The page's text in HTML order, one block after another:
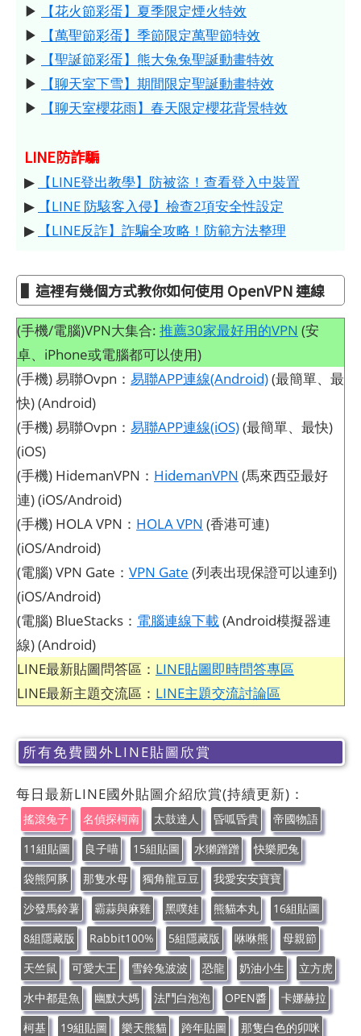
▶
【花火節彩蛋】夏季限定煙火特效
▶
【萬聖節彩蛋】季節限定萬聖節特效
▶
【聖誕節彩蛋】熊大兔兔聖誕動畫特效
▶
【聊天室下雪】期間限定聖誕動畫特效
▶
【聊天室櫻花雨】春天限定櫻花背景特效
LINE防詐騙
▶
【LINE登出教學】防被盜！查看登入中裝置
▶
【LINE 防駭客入侵】檢查2項安全性設定
▶
【LINE反詐】詐騙全攻略！防範方法整理
▌這裡有幾個方式教你如何使用 OpenVPN 連線
(手機/電腦)VPN大集合: 推薦30家最好用的VPN (安
卓、iPhone或電腦都可以使用)
(手機) 易聯Ovpn： 易聯APP連線(Android)(最簡單、最
快) (Android)
(手機) 易聯Ovpn： 易聯APP連線(iOS)(最簡單、最快)
(iOS)
(手機) HidemanVPN： HidemanVPN (馬來西亞最好
連) (iOS/Android)
(手機) HOLA VPN： HOLA VPN (香港可連)
(iOS/Android)
(電腦) VPN Gate： VPN Gate (列表出現保證可以連到)
(iOS/Android)
(電腦) BlueStacks： 電腦連線下載(Android模擬器連
線) (Android)
LINE最新貼圖問答區： LINE貼圖即時問答專區
LINE最新主題交流區： LINE主題交流討論區
所有免費國外LINE貼圖欣賞
每日最新LINE國外貼圖介紹欣賞(持續更新)：
搖滾兔子 名偵探柯南 太鼓達人 昏呱昏貴
帝國物語
11組貼圖
良子喵 15組貼圖 水獺蹭蹭
快樂肥兔
袋熊阿豚
那隻水母 獨角龍豆豆
我愛安安寶寶
沙發馬鈴薯
霸蒜與麻雞 黑噗娃 熊貓本丸
16組貼圖
8組隱藏版
Rabbit100% 5組隱藏版 咻咻熊
母親節
天竺鼠
可愛大王 雪鈴兔波波 恐龍 奶油小生
立方虎
水中都是魚
幽默大媽 法鬥白泡泡 OPEN醬
卡娜赫拉
柯基
19組貼圖 樂天熊貓 跨年貼圖
那隻白色的卯咪